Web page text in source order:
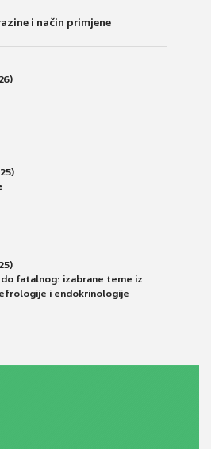
i način primjene
fatalnog: izabrane teme iz
i endokrinologije